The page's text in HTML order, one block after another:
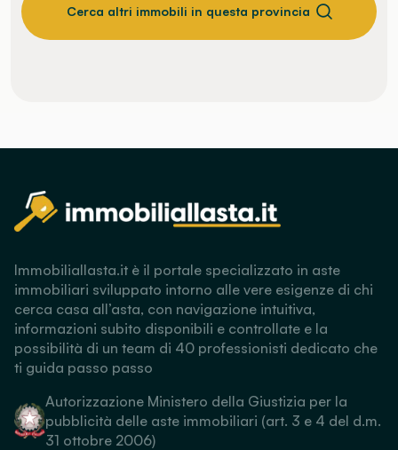
Cerca altri immobili in questa provincia
Immobiliallasta.it è il portale specializzato in aste
immobiliari sviluppato intorno alle vere esigenze di chi
cerca casa all’asta, con navigazione intuitiva,
informazioni subito disponibili e controllate e la
possibilità di un team di 40 professionisti dedicato che
ti guida passo passo
Autorizzazione Ministero della Giustizia per la
pubblicità delle aste immobiliari (art. 3 e 4 del d.m.
31 ottobre 2006)